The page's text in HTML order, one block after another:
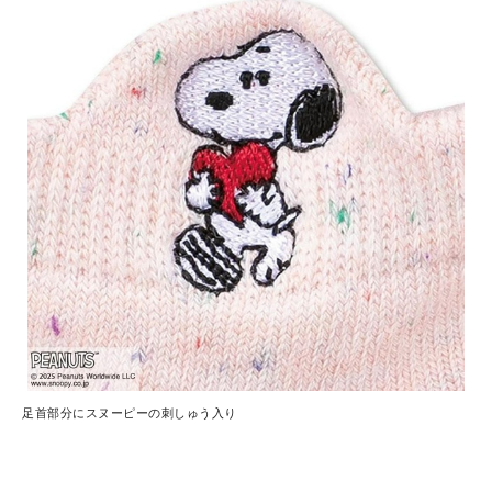
足首部分にスヌーピーの刺しゅう入り